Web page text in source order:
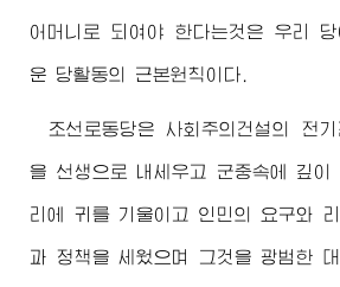
어머니로 되여야 한다는것은 우리 당
운 당활동의 근본원칙이다.
조선로동당은 사회주의건설의 전
을 선생으로 내세우고 군중속에 깊이
리에 귀를 기울이고 인민의 요구와
과 정책을 세웠으며 그것을 광범한